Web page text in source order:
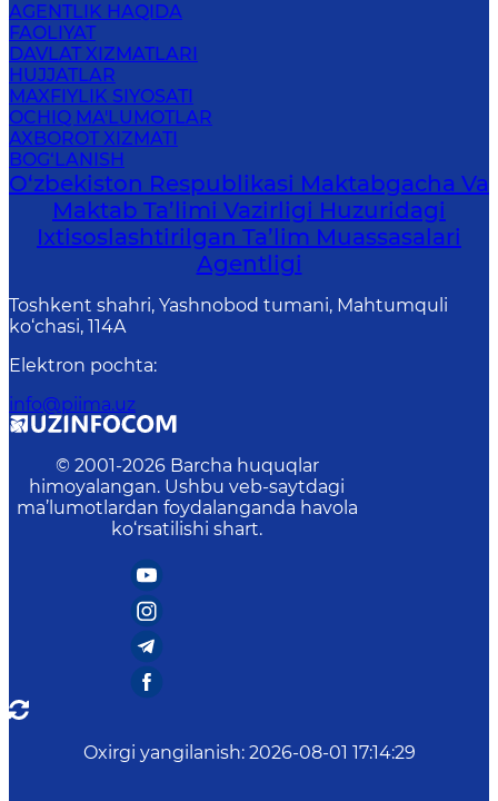
AGENTLIK HAQIDA
FAOLIYAT
DAVLAT XIZMATLARI
HUJJATLAR
MAXFIYLIK SIYOSATI
OCHIQ MA'LUMOTLAR
AXBOROT XIZMATI
BOG‘LANISH
O‘zbekiston Respublikasi Maktabgacha Va
Maktab Ta’limi Vazirligi Huzuridagi
Ixtisoslashtirilgan Ta’lim Muassasalari
Agentligi
Toshkent shahri, Yashnobod tumani, Mahtumquli
ko‘chasi, 114A
Elektron pochta:
info@piima.uz
© 2001-2026 Barcha huquqlar
himoyalangan. Ushbu veb-saytdagi
ma’lumotlardan foydalanganda havola
ko‘rsatilishi shart.
Oxirgi yangilanish: 2026-08-01 17:14:29